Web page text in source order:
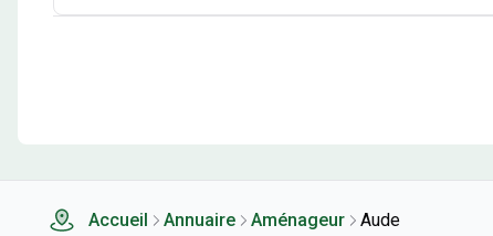
Accueil Annuaire Aménageur Aude